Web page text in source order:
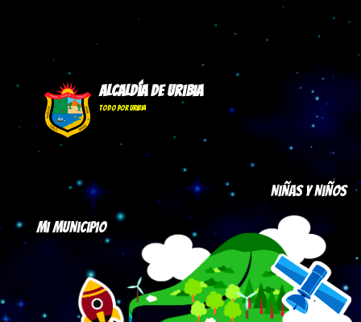
Alcaldía de Uribia
Todo por Uribia
Mi Municipio
Niñas y Niños